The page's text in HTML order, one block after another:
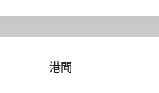
港聞